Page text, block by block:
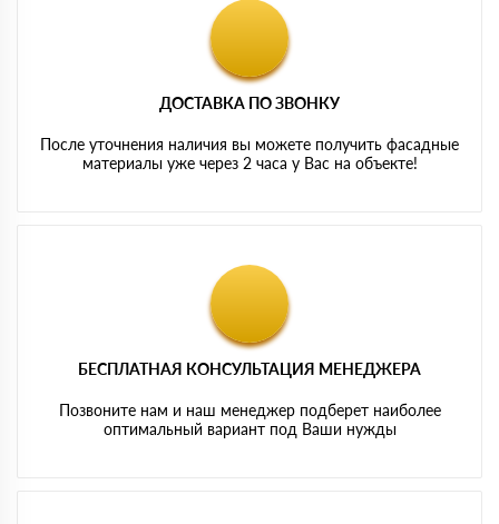
ДОСТАВКА ПО ЗВОНКУ
После уточнения наличия вы можете получить фасадные
материалы уже через 2 часа у Вас на объекте!
БЕСПЛАТНАЯ КОНСУЛЬТАЦИЯ МЕНЕДЖЕРА
Позвоните нам и наш менеджер подберет наиболее
оптимальный вариант под Ваши нужды